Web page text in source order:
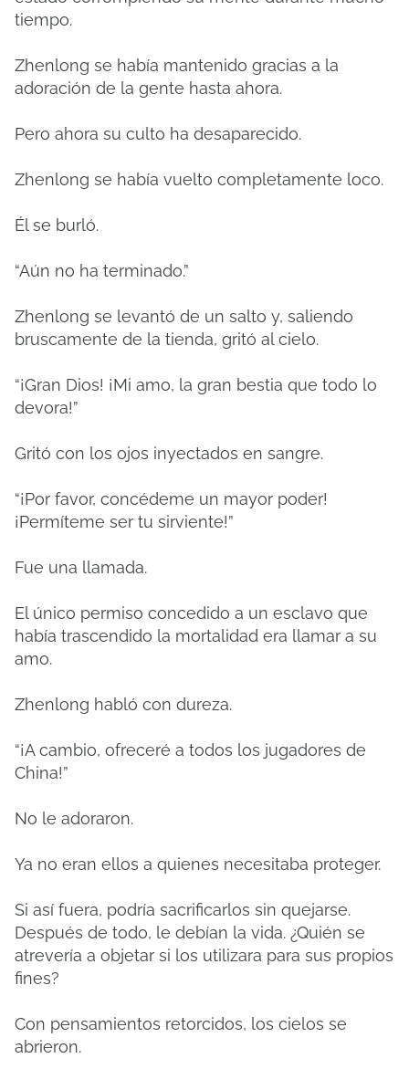
tiempo.
Zhenlong se había mantenido gracias a la
adoración de la gente hasta ahora.
Pero ahora su culto ha desaparecido.
Zhenlong se había vuelto completamente loco.
Él se burló.
“Aún no ha terminado.”
Zhenlong se levantó de un salto y, saliendo
bruscamente de la tienda, gritó al cielo.
“¡Gran Dios! ¡Mi amo, la gran bestia que todo lo
devora!”
Gritó con los ojos inyectados en sangre.
“¡Por ​​favor, concédeme un mayor poder!
¡Permíteme ser tu sirviente!”
Fue una llamada.
El único permiso concedido a un esclavo que
había trascendido la mortalidad era llamar a su
amo.
Zhenlong habló con dureza.
“¡A cambio, ofreceré a todos los jugadores de
China!”
No le adoraron.
Ya no eran ellos a quienes necesitaba proteger.
Si así fuera, podría sacrificarlos sin quejarse.
Después de todo, le debían la vida. ¿Quién se
atrevería a objetar si los utilizara para sus propios
fines?
Con pensamientos retorcidos, los cielos se
abrieron.